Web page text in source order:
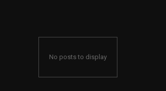
No posts to display